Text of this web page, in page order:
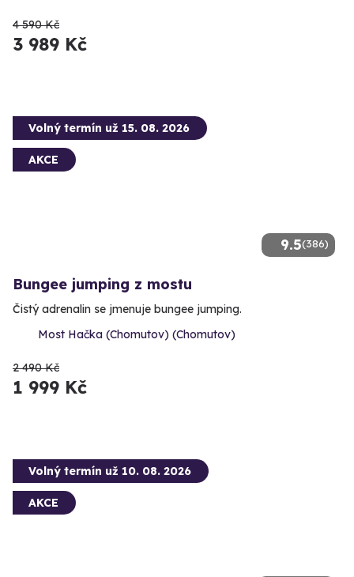
4 590 Kč
3 989 Kč
9.5(386)
Volný termín už 15. 08. 2026
AKCE
Bungee jumping z mostu
Čistý adrenalin se jmenuje bungee jumping.
Most Hačka (Chomutov) (Chomutov)
2 490 Kč
1 999 Kč
Volný termín už 10. 08. 2026
AKCE